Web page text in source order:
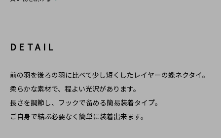
DETAIL
前の羽を後ろの羽に比べて少し短くしたレイヤーの蝶ネクタイ。
柔らかな素材で、程よい光沢があります。
長さを調節し、フックで留める簡易装着タイプ。
ご自身で結ぶ必要なく簡単に装着出来ます。